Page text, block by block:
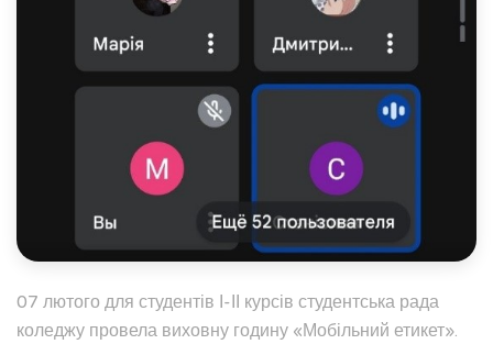
07 лютого для студентів І-ІІ курсів студентська рада
коледжу провела виховну годину «Мобільний етикет».